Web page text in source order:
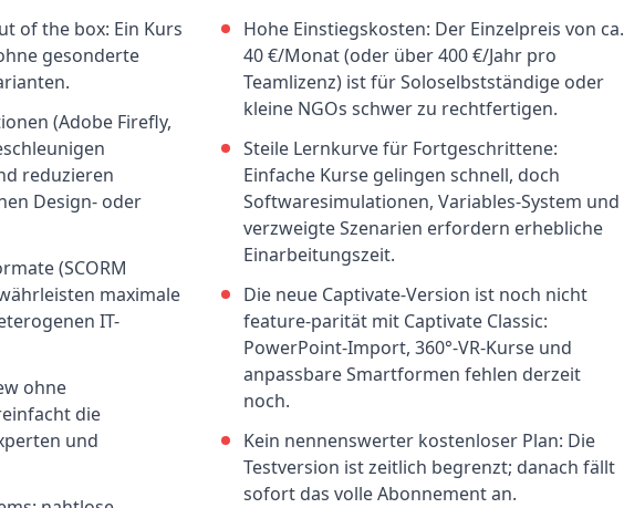
of the box: Ein Kurs
gesonderte
(Adobe Firefly,
reduzieren
Design- oder
(SCORM
maximale
IT-
ohne
die
und
Hohe Einstiegskosten: Der Einzelpreis von ca.
40 €/Monat (oder über 400 €/Jahr pro
Teamlizenz) ist für Soloselbstständige oder
kleine NGOs schwer zu rechtfertigen.
Steile Lernkurve für Fortgeschrittene:
Einfache Kurse gelingen schnell, doch
Softwaresimulationen, Variables-System und
verzweigte Szenarien erfordern erhebliche
Einarbeitungszeit.
Die neue Captivate-Version ist noch nicht
feature-parität mit Captivate Classic:
PowerPoint-Import, 360°-VR-Kurse und
anpassbare Smartformen fehlen derzeit
noch.
Kein nennenswerter kostenloser Plan: Die
Testversion ist zeitlich begrenzt; danach fällt
sofort das volle Abonnement an.